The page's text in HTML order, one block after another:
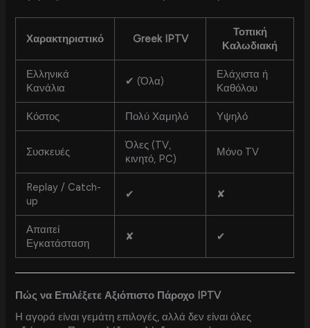
Χαρακτηριστικό Greek IPTV
Τοπική
Καλωδιακή
Ελληνικά
Κανάλια
✔ (Όλα)
Ελάχιστα ή
Καθόλου
Κόστος Πολύ Χαμηλό Υψηλό
Συσκευές
Όλες (TV,
κινητό, PC)
Μόνο TV
Replay / Catch-
up
✔ ✘
Απαιτεί
Εγκατάσταση
✘ ✔
Πώς να Επιλέξετε Αξιόπιστο Πάροχο IPTV
Η αγορά είναι γεμάτη επιλογές, αλλά δεν είναι όλες